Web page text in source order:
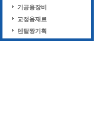
기공용장비
교정용재료
덴탈짱기획